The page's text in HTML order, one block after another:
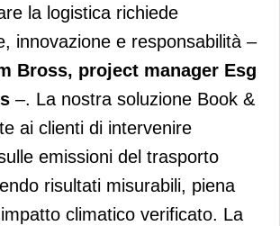
la logistica richiede
innovazione e responsabilità ­–
Bross, project manager Esg
–. La nostra soluzione Book &
ai clienti di intervenire
emissioni del trasporto
risultati misurabili, piena
climatico verificato. La